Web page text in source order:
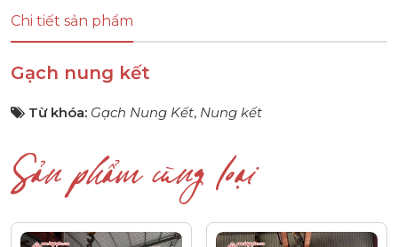
Chi tiết sản phẩm
Gạch nung kết
Từ khóa: Gạch Nung Kết, Nung kết
Sản phẩm cùng loại